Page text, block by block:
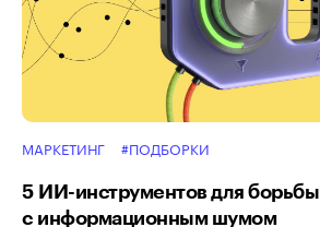
МАРКЕТИНГ #ПОДБОРКИ
5 ИИ-инструментов для борьбы
с информационным шумом